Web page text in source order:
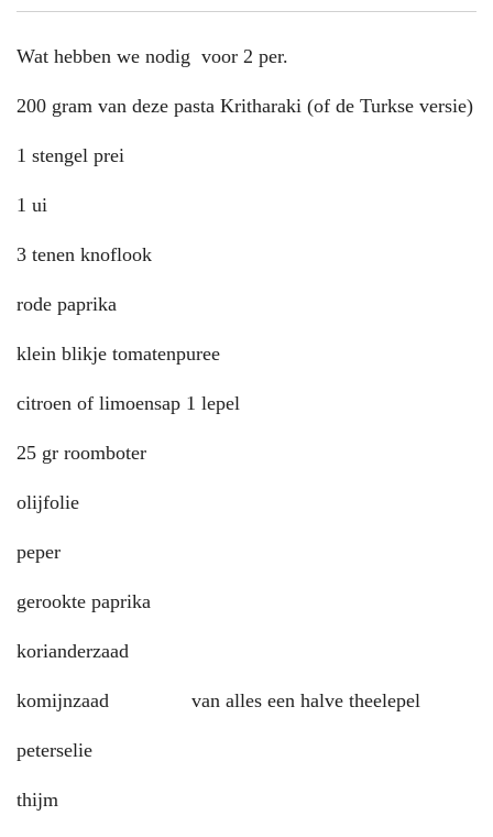
Wat hebben we nodig voor 2 per.
200 gram van deze pasta Kritharaki (of de Turkse versie)
1 stengel prei
1 ui
3 tenen knoflook
rode paprika
klein blikje tomatenpuree
citroen of limoensap 1 lepel
25 gr roomboter
olijfolie
peper
gerookte paprika
korianderzaad
komijnzaad van alles een halve theelepel
peterselie
thijm